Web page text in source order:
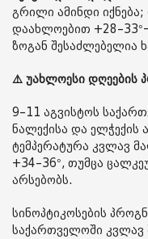
გრილი ამინდი
დაახლოებით
ზოგან შესაძლებელია
⚠️ უახლოესი დღეების
9–11 აგვისტოს
ნალექისა და
ტემპერატურა კვლავ
+34–36°, თუმცა
არსებობს.
სინოპტიკოსების
საქართველოში კვლავ